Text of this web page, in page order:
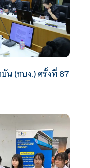
น (กบง.) ครั้งที่ 87